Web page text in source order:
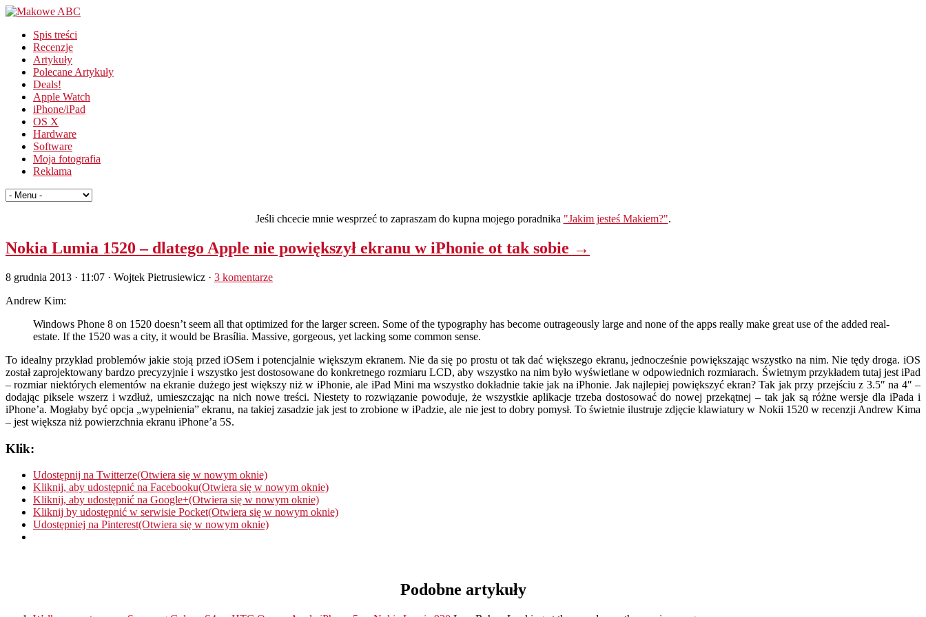
Spis treści
Recenzje
Artykuły
Polecane Artykuły
Deals!
Apple Watch
iPhone/iPad
OS X
Hardware
Software
Moja fotografia
Reklama
Jeśli chcecie mnie wesprzeć to zapraszam do kupna mojego poradnika "Jakim jesteś Makiem?".
Nokia Lumia 1520 – dlatego Apple nie powiększył ekranu w iPhonie ot tak sobie →
8 grudnia 2013 · 11:07 · Wojtek Pietrusiewicz · 3 komentarze
Andrew Kim:
Windows Phone 8 on 1520 doesn’t seem all that optimized for the larger screen. Some of the typography has become outrageously large and none of the apps really make great use of the added real-
estate. If the 1520 was a city, it would be Brasília. Massive, gorgeous, yet lacking some common sense.
To idealny przykład problemów jakie stoją przed iOSem i potencjalnie większym ekranem. Nie da się po prostu ot tak dać większego ekranu, jednocześnie powiększając wszystko na nim. Nie tędy droga. iOS
został zaprojektowany bardzo precyzyjnie i wszystko jest dostosowane do konkretnego rozmiaru LCD, aby wszystko na nim było wyświetlane w odpowiednich rozmiarach. Świetnym przykładem tutaj jest iPad
– rozmiar niektórych elementów na ekranie dużego jest większy niż w iPhonie, ale iPad Mini ma wszystko dokładnie takie jak na iPhonie. Jak najlepiej powiększyć ekran? Tak jak przy przejściu z 3.5″ na 4″ –
dodając piksele wszerz i wzdłuż, umieszczając na nich nowe treści. Niestety to rozwiązanie powoduje, że wszystkie aplikacje trzeba dostosować do nowej przekątnej – tak jak są różne wersje dla iPada i
iPhone’a. Mogłaby być opcja „wypełnienia” ekranu, na takiej zasadzie jak jest to zrobione w iPadzie, ale nie jest to dobry pomysł. To świetnie ilustruje zdjęcie klawiatury w Nokii 1520 w recenzji Andrew Kima
– jest większa niż powierzchnia ekranu iPhone’a 5S.
Klik:
Udostępnij na Twitterze(Otwiera się w nowym oknie)
Kliknij, aby udostępnić na Facebooku(Otwiera się w nowym oknie)
Kliknij, aby udostępnić na Google+(Otwiera się w nowym oknie)
Kliknij by udostępnić w serwisie Pocket(Otwiera się w nowym oknie)
Udostępniej na Pinterest(Otwiera się w nowym oknie)
Podobne artykuły